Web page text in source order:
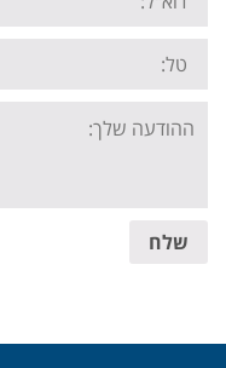
Tel:
Your
message:
שלח